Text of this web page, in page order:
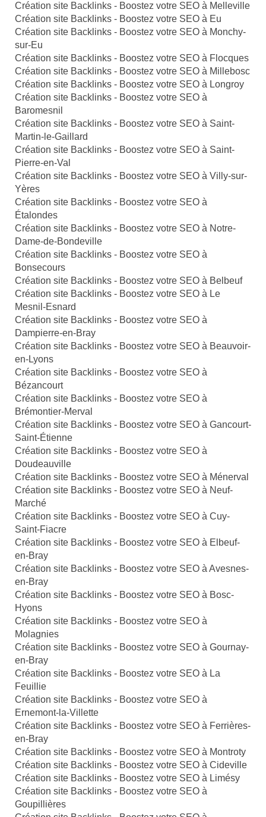
Création site Backlinks - Boostez votre SEO à Melleville
Création site Backlinks - Boostez votre SEO à Eu
Création site Backlinks - Boostez votre SEO à Monchy-
sur-Eu
Création site Backlinks - Boostez votre SEO à Flocques
Création site Backlinks - Boostez votre SEO à Millebosc
Création site Backlinks - Boostez votre SEO à Longroy
Création site Backlinks - Boostez votre SEO à
Baromesnil
Création site Backlinks - Boostez votre SEO à Saint-
Martin-le-Gaillard
Création site Backlinks - Boostez votre SEO à Saint-
Pierre-en-Val
Création site Backlinks - Boostez votre SEO à Villy-sur-
Yères
Création site Backlinks - Boostez votre SEO à
Étalondes
Création site Backlinks - Boostez votre SEO à Notre-
Dame-de-Bondeville
Création site Backlinks - Boostez votre SEO à
Bonsecours
Création site Backlinks - Boostez votre SEO à Belbeuf
Création site Backlinks - Boostez votre SEO à Le
Mesnil-Esnard
Création site Backlinks - Boostez votre SEO à
Dampierre-en-Bray
Création site Backlinks - Boostez votre SEO à Beauvoir-
en-Lyons
Création site Backlinks - Boostez votre SEO à
Bézancourt
Création site Backlinks - Boostez votre SEO à
Brémontier-Merval
Création site Backlinks - Boostez votre SEO à Gancourt-
Saint-Étienne
Création site Backlinks - Boostez votre SEO à
Doudeauville
Création site Backlinks - Boostez votre SEO à Ménerval
Création site Backlinks - Boostez votre SEO à Neuf-
Marché
Création site Backlinks - Boostez votre SEO à Cuy-
Saint-Fiacre
Création site Backlinks - Boostez votre SEO à Elbeuf-
en-Bray
Création site Backlinks - Boostez votre SEO à Avesnes-
en-Bray
Création site Backlinks - Boostez votre SEO à Bosc-
Hyons
Création site Backlinks - Boostez votre SEO à
Molagnies
Création site Backlinks - Boostez votre SEO à Gournay-
en-Bray
Création site Backlinks - Boostez votre SEO à La
Feuillie
Création site Backlinks - Boostez votre SEO à
Ernemont-la-Villette
Création site Backlinks - Boostez votre SEO à Ferrières-
en-Bray
Création site Backlinks - Boostez votre SEO à Montroty
Création site Backlinks - Boostez votre SEO à Cideville
Création site Backlinks - Boostez votre SEO à Limésy
Création site Backlinks - Boostez votre SEO à
Goupillières